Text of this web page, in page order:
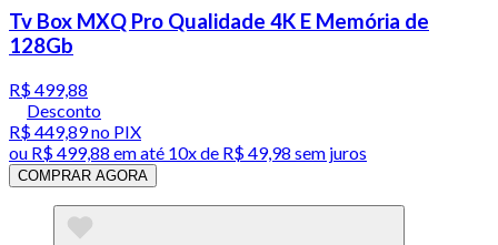
Tv Box MXQ Pro Qualidade 4K E Memória de
128Gb
R$ 499,88
Desconto
R$ 449,89no PIX
ou R$ 499,88 em até 10x de R$ 49,98 sem juros
COMPRAR AGORA